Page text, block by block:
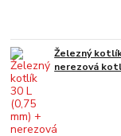
Železný
nerezová